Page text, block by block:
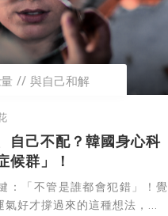
與自己和解
自己不配？韓國身心科
候群」！
：「不管是誰都會犯錯」！覺
好才撐過來的這種想法，...